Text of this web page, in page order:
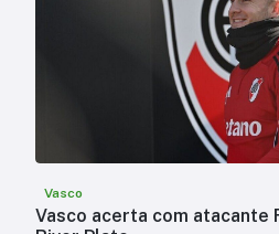
Vasco
Vasco acerta com atacante